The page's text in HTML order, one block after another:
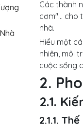
Các thành
cơm"… cho
nhà.
Hiểu một
nhiên, môi
cuộc sống
2.
2.1.
2.1.1.